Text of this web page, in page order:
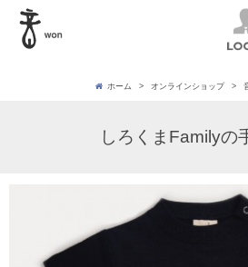
ホーム オンラインショップ
しろくまFamily